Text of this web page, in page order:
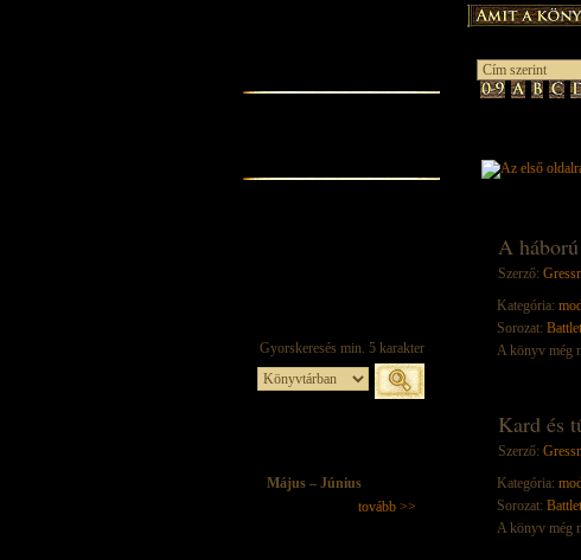
Május – Június
tovább >>
A
Szerző:
Kategória:
Sorozat:
A könyv még
Kard és
Szerző:
Kategória:
Sorozat:
A könyv még